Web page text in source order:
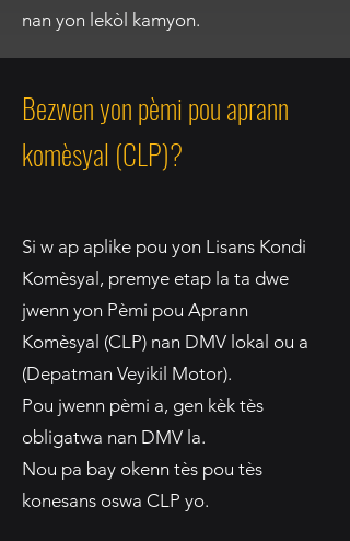
nan yon lekòl kamyon.
Bezwen yon pèmi pou aprann
komèsyal (CLP)?
Si w ap aplike pou yon Lisans Kondi
Komèsyal, premye etap la ta dwe
jwenn yon Pèmi pou Aprann
Komèsyal (CLP) nan DMV lokal ou a
(Depatman Veyikil Motor).
Pou jwenn pèmi a, gen kèk tès
obligatwa nan DMV la.
Nou pa bay okenn tès pou tès
konesans oswa CLP yo.